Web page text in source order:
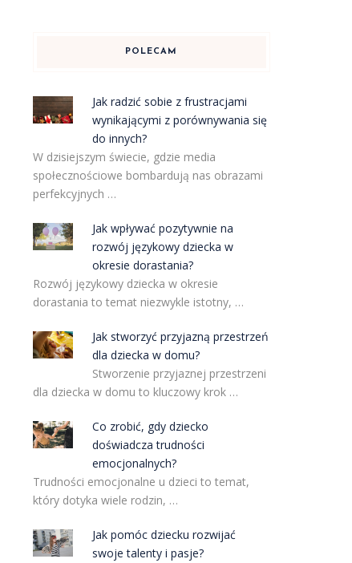
POLECAM
Jak radzić sobie z frustracjami
wynikającymi z porównywania się
do innych?
W dzisiejszym świecie, gdzie media
społecznościowe bombardują nas obrazami
perfekcyjnych …
Jak wpływać pozytywnie na
rozwój językowy dziecka w
okresie dorastania?
Rozwój językowy dziecka w okresie
dorastania to temat niezwykle istotny, …
Jak stworzyć przyjazną przestrzeń
dla dziecka w domu?
Stworzenie przyjaznej przestrzeni
dla dziecka w domu to kluczowy krok …
Co zrobić, gdy dziecko
doświadcza trudności
emocjonalnych?
Trudności emocjonalne u dzieci to temat,
który dotyka wiele rodzin, …
Jak pomóc dziecku rozwijać
swoje talenty i pasje?